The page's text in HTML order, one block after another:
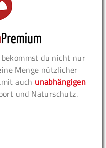
du nicht nur
Menge nützlicher
auch unabhängigen
und Naturschutz.